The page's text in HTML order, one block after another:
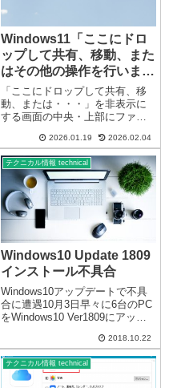
Windows11「ここにドロ
ップして共有、移動、また
はその他の操作を行いま
す」の表示を消す
「ここにドロップして共有、移
動、または・・・」を非表示に
する画面の中央・上部にファイ
したのですが、「ここにドロッ
プして・・・」の画面表示が邪
魔になり移動できなくなってい
ました。Windows11の「ここに
ドロップ...
2026.01.19 2026.02.04
テクニカル情報 technical
Windows10 Update 1809
インストール不具合
Windows10アップデートで不具
合に遭遇10月3日早々に6台のPC
をWindows10 Ver1809にアップ
たのは2台です。Nvidiaのグラフ
ィックカードを使用していたの
が原因のようです。アップデー
ト後、...
2018.10.22
テクニカル情報 technical